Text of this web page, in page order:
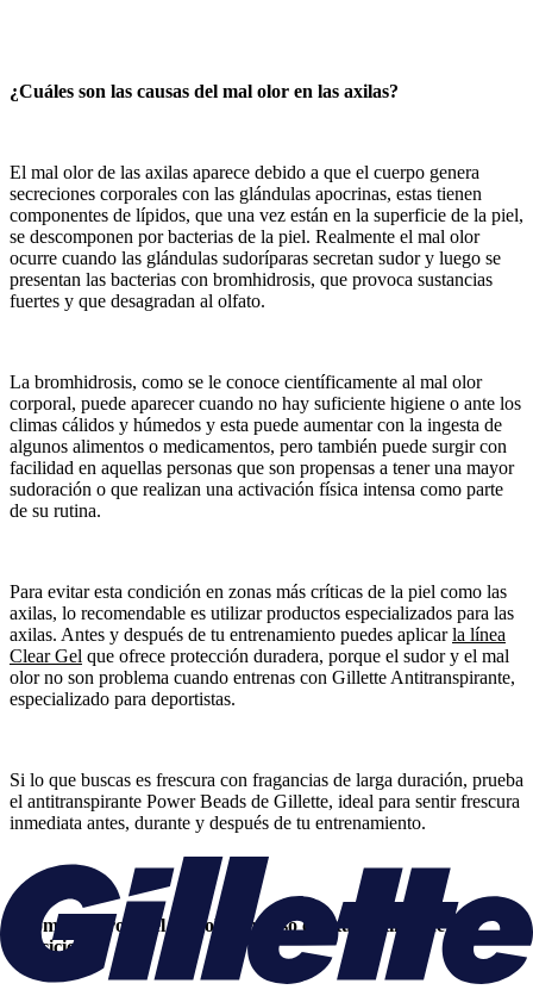
¿Cuáles son las causas del mal olor en las axilas?
El mal olor de las axilas aparece debido a que el cuerpo genera
secreciones corporales con las glándulas apocrinas, estas tienen
componentes de lípidos, que una vez están en la superficie de la piel,
se descomponen por bacterias de la piel. Realmente el mal olor
ocurre cuando las glándulas sudoríparas secretan sudor y luego se
presentan las bacterias con bromhidrosis, que provoca sustancias
fuertes y que desagradan al olfato.
La bromhidrosis, como se le conoce científicamente al mal olor
corporal, puede aparecer cuando no hay suficiente higiene o ante los
climas cálidos y húmedos y esta puede aumentar con la ingesta de
algunos alimentos o medicamentos, pero también puede surgir con
facilidad en aquellas personas que son propensas a tener una mayor
sudoración o que realizan una activación física intensa como parte
de su rutina.
Para evitar esta condición en zonas más críticas de la piel como las
axilas, lo recomendable es utilizar productos especializados para las
axilas. Antes y después de tu entrenamiento puedes aplicarla línea
Clear Gel que ofrece protección duradera, porque el sudor y el mal
olor no son problema cuando entrenas con Gillette Antitranspirante,
especializado para deportistas.
Si lo que buscas es frescura con fragancias de larga duración, prueba
el antitranspirante Power Beads de Gillette, ideal para sentir frescura
inmediata antes, durante y después de tu entrenamiento.
¿Cómo controlar el mal olor incluso con tus rutinas de
ejercicio?